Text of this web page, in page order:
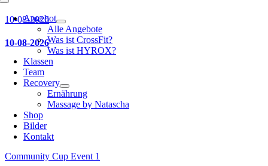
Toggle
NavigationAngebot
Alle Angebote
Was ist CrossFit?
Was ist HYROX?
Klassen
Team
Recovery
Ernährung
Massage by Natascha
Shop
Bilder
Kontakt
10-08-2026
10-08-2026
Community Cup Event 1